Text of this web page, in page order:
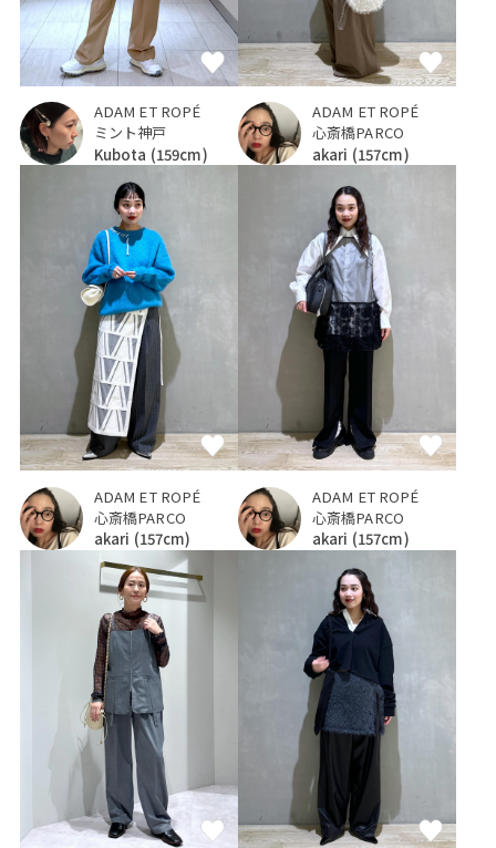
ADAM ET ROPÉ
ミント神戸
Kubota (159cm)
ADAM ET ROPÉ
心斎橋PARCO
akari (157cm)
ADAM ET ROPÉ
心斎橋PARCO
akari (157cm)
ADAM ET ROPÉ
心斎橋PARCO
akari (157cm)